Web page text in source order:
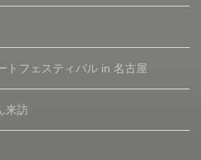
トフェスティバル in 名古屋
来訪